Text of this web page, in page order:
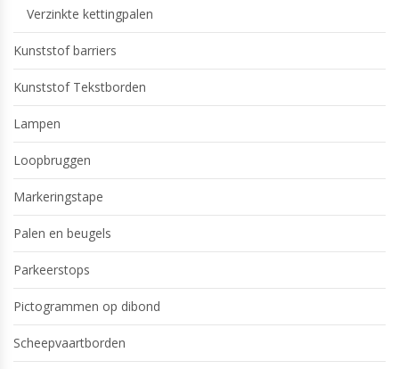
Verzinkte kettingpalen
Kunststof barriers
Kunststof Tekstborden
Lampen
Loopbruggen
Markeringstape
Palen en beugels
Parkeerstops
Pictogrammen op dibond
Scheepvaartborden